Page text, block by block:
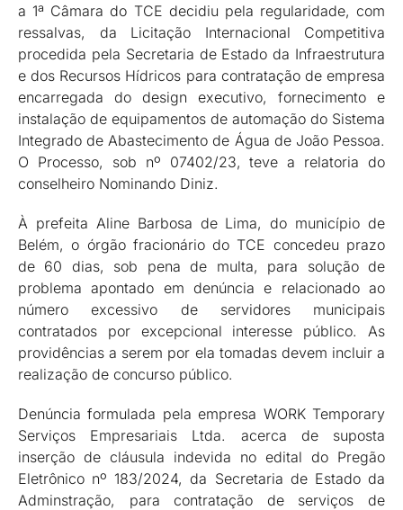
a 1ª Câmara do TCE decidiu pela regularidade, com
ressalvas, da Licitação Internacional Competitiva
procedida pela Secretaria de Estado da Infraestrutura
e dos Recursos Hídricos para contratação de empresa
encarregada do design executivo, fornecimento e
instalação de equipamentos de automação do Sistema
Integrado de Abastecimento de Água de João Pessoa.
O Processo, sob nº 07402/23, teve a relatoria do
conselheiro Nominando Diniz.
À prefeita Aline Barbosa de Lima, do município de
Belém, o órgão fracionário do TCE concedeu prazo
de 60 dias, sob pena de multa, para solução de
problema apontado em denúncia e relacionado ao
número excessivo de servidores municipais
contratados por excepcional interesse público. As
providências a serem por ela tomadas devem incluir a
realização de concurso público.
Denúncia formulada pela empresa WORK Temporary
Serviços Empresariais Ltda. acerca de suposta
inserção de cláusula indevida no edital do Pregão
Eletrônico nº 183/2024, da Secretaria de Estado da
Adminstração, para contratação de serviços de